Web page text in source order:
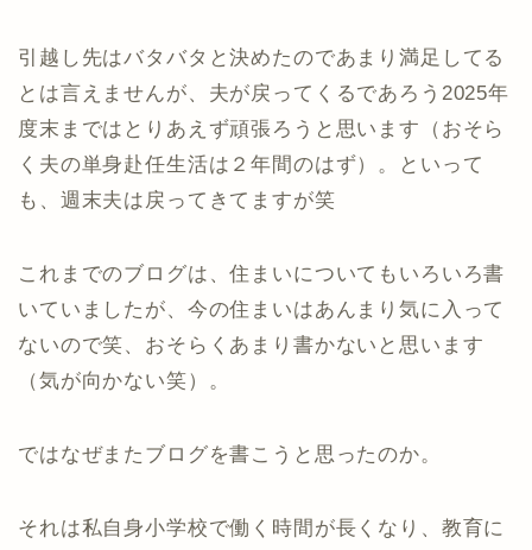
引越し先はバタバタと決めたのであまり満足してる
とは言えませんが、夫が戻ってくるであろう2025年
度末まではとりあえず頑張ろうと思います（おそら
く夫の単身赴任生活は２年間のはず）。といって
も、週末夫は戻ってきてますが笑
これまでのブログは、住まいについてもいろいろ書
いていましたが、今の住まいはあんまり気に入って
ないので笑、おそらくあまり書かないと思います
（気が向かない笑）。
ではなぜまたブログを書こうと思ったのか。
それは私自身小学校で働く時間が長くなり、教育に